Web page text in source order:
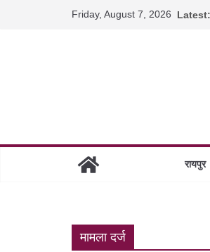
Friday, August 7, 2026 Latest:
रायपुर
मामला दर्ज